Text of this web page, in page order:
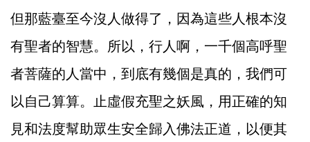
但那藍臺至今沒人做得了，因為這些人根本沒
有聖者的智慧。所以，行人啊，一千個高呼聖
者菩薩的人當中，到底有幾個是真的，我們可
以自己算算。止虛假充聖之妖風，用正確的知
見和法度幫助眾生安全歸入佛法正道，以便其